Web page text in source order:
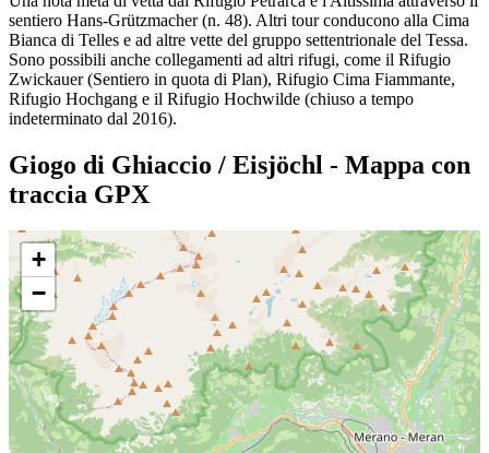
sentiero Hans-Grützmacher (n. 48). Altri tour conducono alla Cima
Bianca di Telles e ad altre vette del gruppo settentrionale del Tessa.
Sono possibili anche collegamenti ad altri rifugi, come il Rifugio
Zwickauer (Sentiero in quota di Plan), Rifugio Cima Fiammante,
Rifugio Hochgang e il Rifugio Hochwilde (chiuso a tempo
indeterminato dal 2016).
Giogo di Ghiaccio / Eisjöchl - Mappa con
traccia GPX
+
−